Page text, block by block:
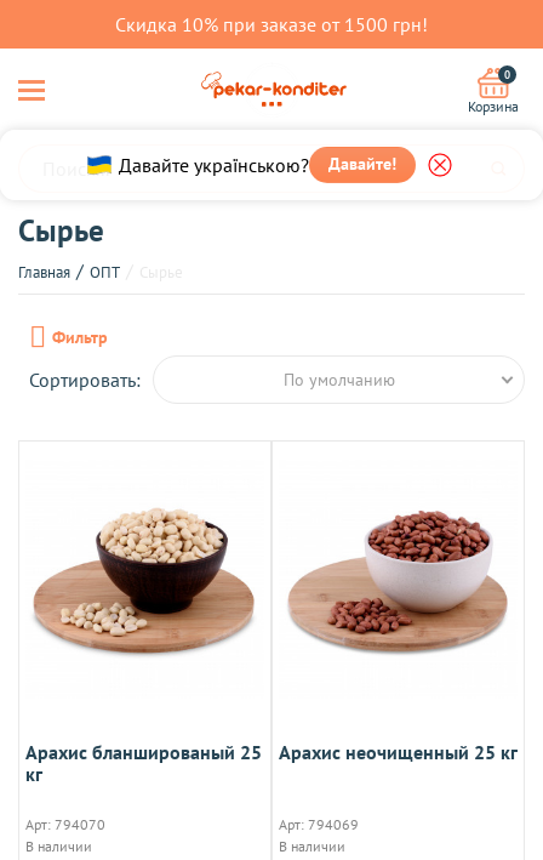
Скидка 10% при заказе от 1500 грн!
Давайте українською? Давайте!
0
Корзина
Сырье
Главная ОПТ
Фильтр
Сортировать: По умолчанию
Арахис бланшированый 25
кг
Арт: 794070
В наличии
Арахис неочищенный 25 кг
Арт: 794069
В наличии